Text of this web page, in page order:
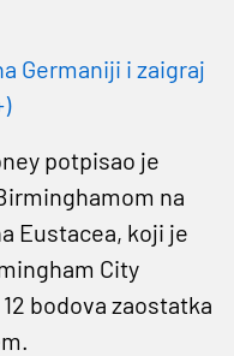
Germaniji i zaigraj
potpisao je
na
Eustacea, koji je
City
bodova zaostatka